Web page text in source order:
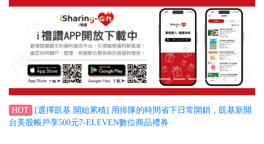
Previous Next
HOT
[選擇凱基 開始累積] 用排隊的時間省下日常開銷，凱基新開
台美股帳戶享500元7-ELEVEN數位商品禮券